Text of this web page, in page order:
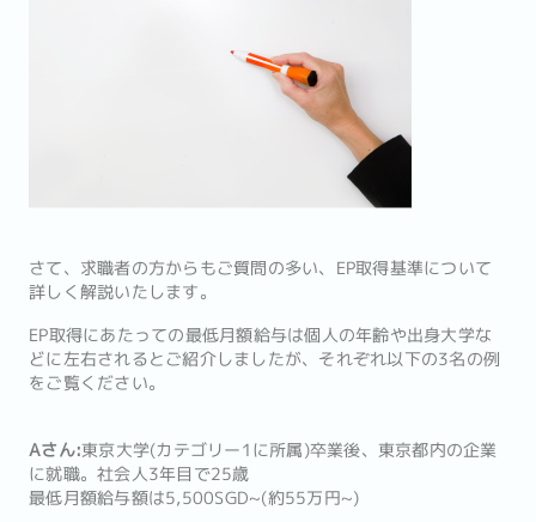
さて、求職者の方からもご質問の多い、EP取得基準について
詳しく解説いたします。
EP取得にあたっての最低月額給与は個人の年齢や出身大学な
どに左右されるとご紹介しましたが、それぞれ以下の3名の例
をご覧ください。
Aさん:東京大学(カテゴリー1に所属)卒業後、東京都内の企業
に就職。社会人3年目で25歳
最低月額給与額は5,500SGD~(約55万円~)